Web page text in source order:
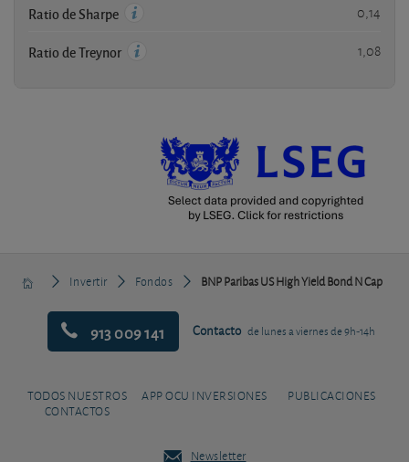
Ratio de Sharpe 0,14
Ratio de Treynor 1,08
Invertir Fondos BNP Paribas US High Yield Bond N Cap
913 009 141 Contacto de lunes a viernes de 9h-14h
TODOS NUESTROS
CONTACTOS
APP OCU INVERSIONES PUBLICACIONES
Newsletter